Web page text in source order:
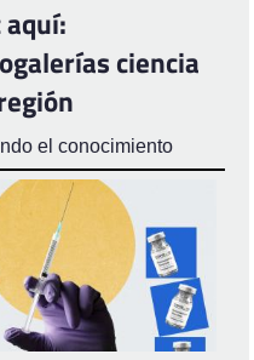
aquí:
ciencia
el conocimiento